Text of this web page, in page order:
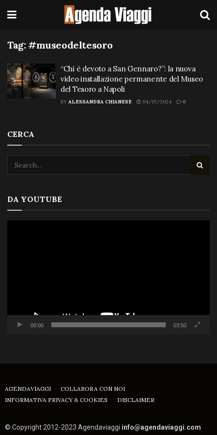
Tag: #museodeltesoro
“Chi è devoto a San Gennaro?”: la nuova
video installazione permanente del Museo
del Tesoro a Napoli
BY ALESSANDRA CHIANESE 04/07/2024 0
CERCA
DA YOUTUBE
00:00 03:50
AGENDAVIAGGI
COLLABORA CON NOI
INFORMATIVA PRIVACY & COOKIES
DISCLAIMER
© Copyright 2012-2023 Agendaviaggi info@agendaviaggi.com